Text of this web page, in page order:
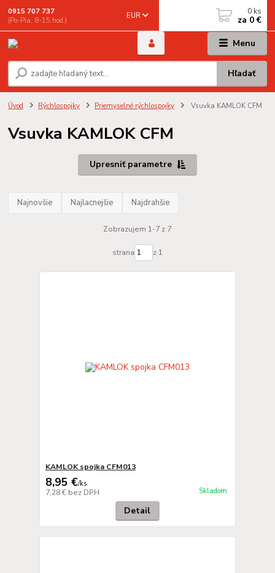
Menu
EUR
Hľadať
0915 707 737
(Po-Pia, 8-15 hod.)
0 ks
za 0 €
Úvod Rýchlospojky Priemyselné rýchlospojky Vsuvka KAMLOK CFM
Vsuvka KAMLOK CFM
Upresniť parametre
Najnovšie Najlacnejšie Najdrahšie
Zobrazujem 1-7 z 7
strana z 1
KAMLOK spojka CFM013
8,95 €/ks
7,28 € bez DPH Skladom
Detail